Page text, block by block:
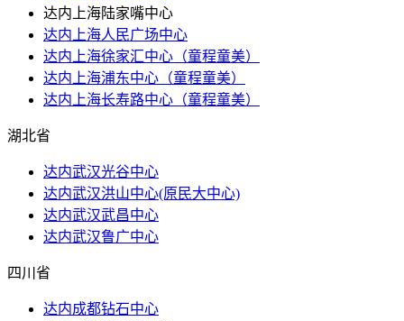
达内上海陆家嘴中心
达内上海人民广场中心
达内上海徐家汇中心（童程童美）
达内上海浦东中心（童程童美）
达内上海长寿路中心（童程童美）
湖北省
达内武汉光谷中心
达内武汉洪山​中心(原民大中心)
达内武汉武昌中心
达内武汉鲁广中心
四川省
达内成都钻石中心